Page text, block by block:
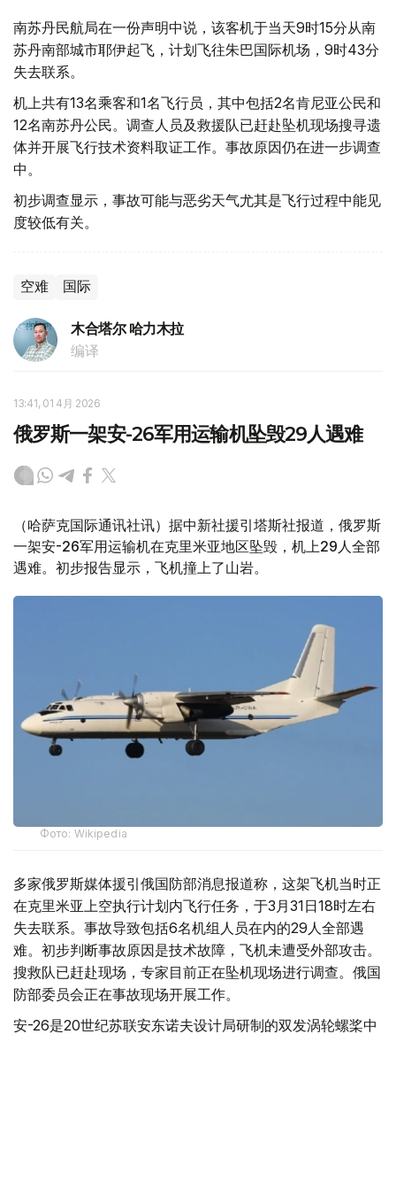
南苏丹民航局在一份声明中说，该客机于当天9时15分从南
苏丹南部城市耶伊起飞，计划飞往朱巴国际机场，9时43分
失去联系。
机上共有13名乘客和1名飞行员，其中包括2名肯尼亚公民和
12名南苏丹公民。调查人员及救援队已赶赴坠机现场搜寻遗
体并开展飞行技术资料取证工作。事故原因仍在进一步调查
中。
初步调查显示，事故可能与恶劣天气尤其是飞行过程中能见
度较低有关。
空难 国际
木合塔尔 哈力木拉
编译
13:41, 01 4月 2026
俄罗斯一架安-26军用运输机坠毁29人遇难
（哈萨克国际通讯社讯）据中新社援引塔斯社报道，俄罗斯
一架安-26军用运输机在克里米亚地区坠毁，机上29人全部
遇难。初步报告显示，飞机撞上了山岩。
Фото: Wikipedia
多家俄罗斯媒体援引俄国防部消息报道称，这架飞机当时正
在克里米亚上空执行计划内飞行任务，于3月31日18时左右
失去联系。事故导致包括6名机组人员在内的29人全部遇
难。初步判断事故原因是技术故障，飞机未遭受外部攻击。
搜救队已赶赴现场，专家目前正在坠机现场进行调查。俄国
防部委员会正在事故现场开展工作。
安-26是20世纪苏联安东诺夫设计局研制的双发涡轮螺桨中